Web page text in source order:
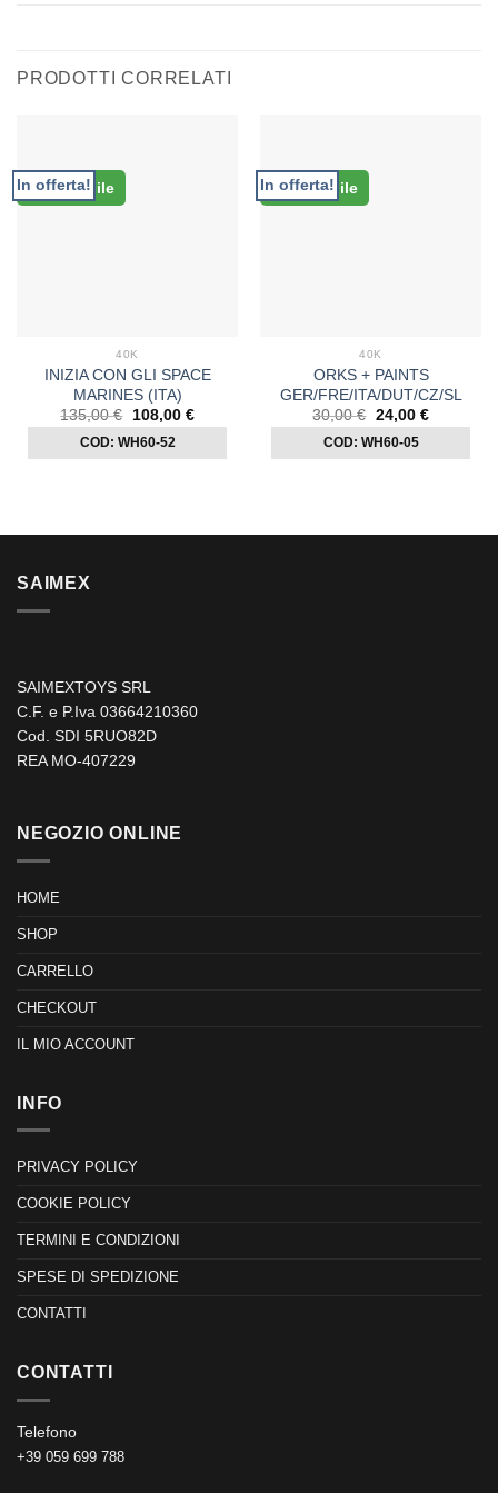
PRODOTTI CORRELATI
Disponibile
In offerta!
40K
INIZIA CON GLI SPACE
MARINES (ITA)
135,00€
Il
prezzo
originale
era:
108,00 €Il
prezzo
è:
COD: WH60-52
Disponibile
In offerta!
40K
ORKS + PAINTS
GER/FRE/ITA/DUT/CZ/SL
30,00€ Il
prezzo
originale
era:
24,00 €Il
prezzo
è:
COD: WH60-05
SAIMEX
SAIMEXTOYS SRL
C.F. e P.Iva 03664210360
Cod. SDI 5RUO82D
REA MO-407229
NEGOZIO ONLINE
HOME
SHOP
CARRELLO
CHECKOUT
IL MIO ACCOUNT
INFO
PRIVACY POLICY
COOKIE POLICY
TERMINI E CONDIZIONI
SPESE DI SPEDIZIONE
CONTATTI
CONTATTI
Telefono
+39 059 699 788